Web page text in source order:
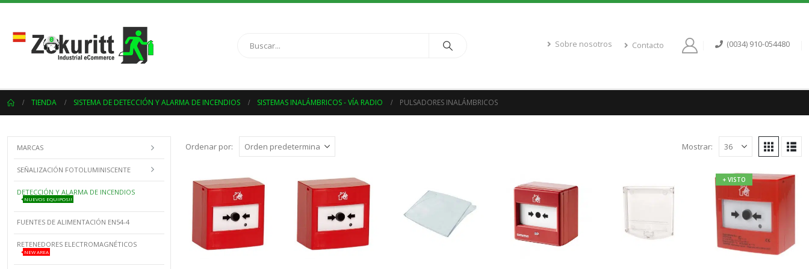
Sobre nosotros Contacto (0034) 910-054480
TIENDA SISTEMA DE DETECCIÓN Y ALARMA DE INCENDIOS SISTEMAS INALÁMBRICOS - VÍA RADIO PULSADORES INALÁMBRICOS
Ordenar por: Mostrar:
+ VISTO
MARCAS
SEÑALIZACIÓN FOTOLUMINISCENTE
DETECCIÓN Y ALARMA DE INCENDIOS
NUEVOS EQUIPOS!!
FUENTES DE ALIMENTACIÓN EN54-4
RETENEDORES ELECTROMAGNÉTICOS
NEW AREA